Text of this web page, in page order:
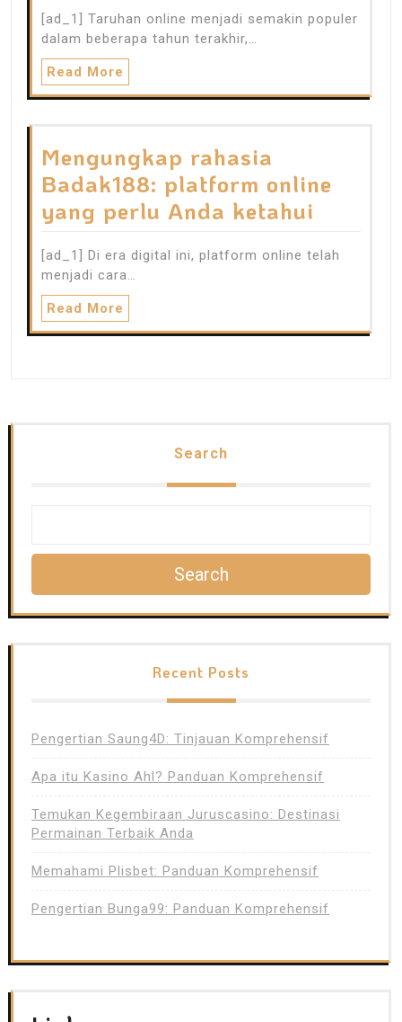
[ad_1] Taruhan online menjadi semakin populer
dalam beberapa tahun terakhir,…
Read More
Mengungkap rahasia
Badak188: platform online
yang perlu Anda ketahui
[ad_1] Di era digital ini, platform online telah
menjadi cara…
Read More
Search
Search
Recent Posts
Pengertian Saung4D: Tinjauan Komprehensif
Apa itu Kasino Ahl? Panduan Komprehensif
Temukan Kegembiraan Juruscasino: Destinasi
Permainan Terbaik Anda
Memahami Plisbet: Panduan Komprehensif
Pengertian Bunga99: Panduan Komprehensif